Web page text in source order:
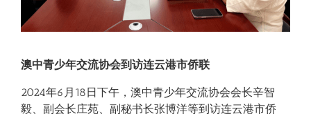
澳中青少年交流协会到访连云港市侨联
2024年6月18日下午，澳中青少年交流协会会长辛智
毅、副会长庄苑、副秘书长张博洋等到访连云港市侨